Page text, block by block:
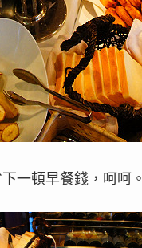
一頓早餐錢，呵呵。